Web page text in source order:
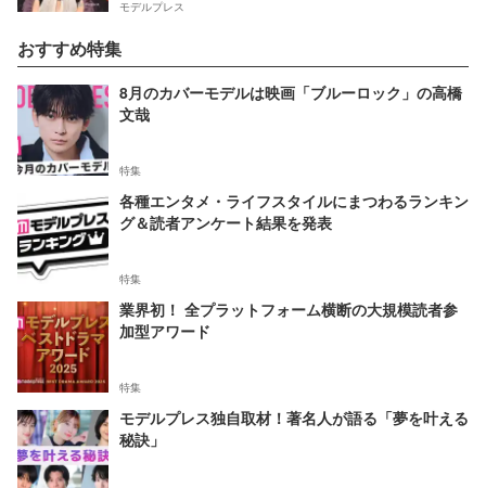
モデルプレス
おすすめ特集
8月のカバーモデルは映画「ブルーロック」の高橋
文哉
特集
各種エンタメ・ライフスタイルにまつわるランキン
グ＆読者アンケート結果を発表
特集
業界初！ 全プラットフォーム横断の大規模読者参
加型アワード
特集
モデルプレス独自取材！著名人が語る「夢を叶える
秘訣」